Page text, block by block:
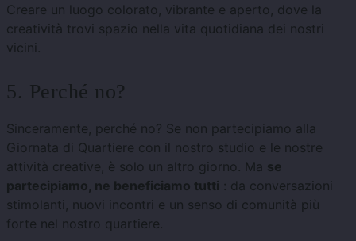
Creare un luogo colorato, vibrante e aperto, dove la
creatività trovi spazio nella vita quotidiana dei nostri
vicini.
5. Perché no?
Sinceramente, perché no? Se non partecipiamo alla
Giornata di Quartiere con il nostro studio e le nostre
attività creative, è solo un altro giorno. Ma se
partecipiamo, ne beneficiamo tutti : da conversazioni
stimolanti, nuovi incontri e un senso di comunità più
forte nel nostro quartiere.